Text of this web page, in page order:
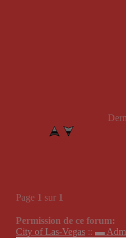
Page 1 sur 1
Permission de ce forum:
City of Las-Vegas :: ▬